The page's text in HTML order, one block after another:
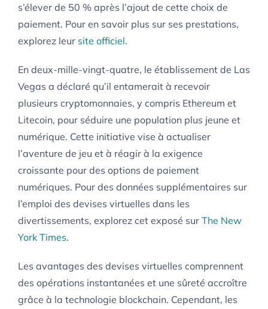
s’élever de 50 % après l’ajout de cette choix de
paiement. Pour en savoir plus sur ses prestations,
explorez leur site officiel.
En deux-mille-vingt-quatre, le établissement de Las
Vegas a déclaré qu’il entamerait à recevoir
plusieurs cryptomonnaies, y compris Ethereum et
Litecoin, pour séduire une population plus jeune et
numérique. Cette initiative vise à actualiser
l’aventure de jeu et à réagir à la exigence
croissante pour des options de paiement
numériques. Pour des données supplémentaires sur
l’emploi des devises virtuelles dans les
divertissements, explorez cet exposé sur The New
York Times.
Les avantages des devises virtuelles comprennent
des opérations instantanées et une sûreté accroître
grâce à la technologie blockchain. Cependant, les